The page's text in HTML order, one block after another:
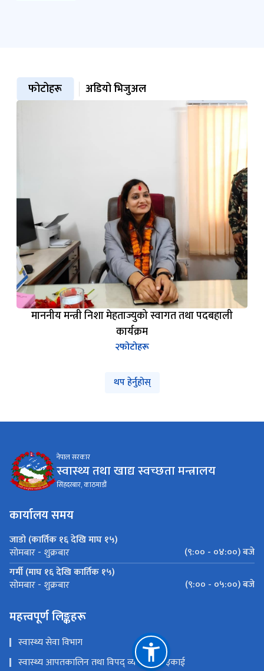
फोटोहरू अडियो भिजुअल
माननीय मन्त्री निशा मेहताज्युको स्वागत तथा पदबहाली
कार्यक्रम
२फोटोहरू
थप हेर्नुहोस्
नेपाल सरकार
स्वास्थ्य तथा खाद्य स्वच्छता मन्त्रालय
सिंहदरबार, काठमाडौं
कार्यालय समय
जाडो (कार्तिक १६ देखि माघ १५)
सोमबार - शुक्रबार
(९:०० - ०४:००) बजे
गर्मी (माघ १६ देखि कार्तिक १५)
सोमबार - शुक्रबार (९:०० - ०५:००) बजे
महत्त्वपूर्ण लिङ्कहरू
स्वास्थ्य सेवा विभाग
स्वास्थ्य आपतकालिन तथा विपद् व्यवस्थापन इकाई